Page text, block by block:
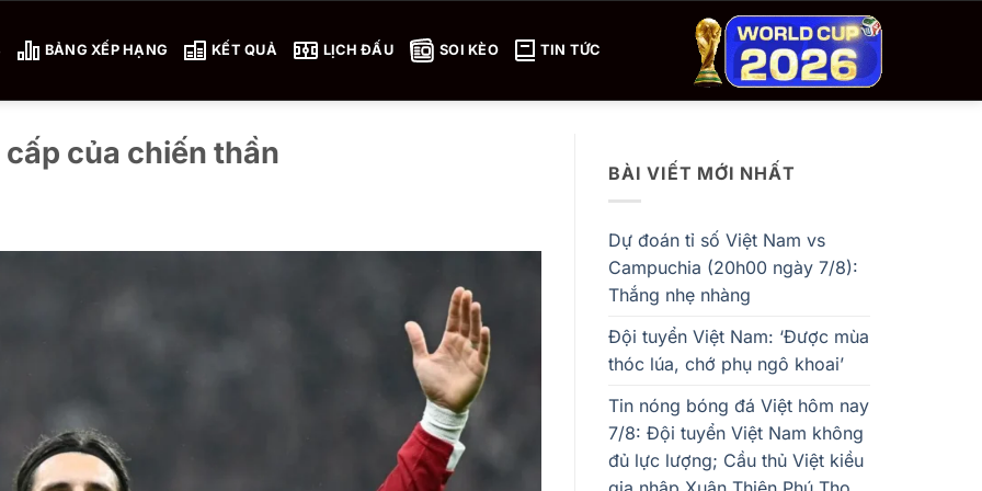
BẢNG XẾP HẠNG KẾT QUẢ LỊCH ĐẤU SOI KÈO TIN TỨC
của chiến thần
BÀI VIẾT MỚI NHẤT
Dự đoán tỉ số Việt Nam vs
Campuchia (20h00 ngày 7/8):
Thắng nhẹ nhàng
Đội tuyển Việt Nam: ‘Được mùa
thóc lúa, chớ phụ ngô khoai’
Tin nóng bóng đá Việt hôm nay
7/8: Đội tuyển Việt Nam không
đủ lực lượng; Cầu thủ Việt kiều